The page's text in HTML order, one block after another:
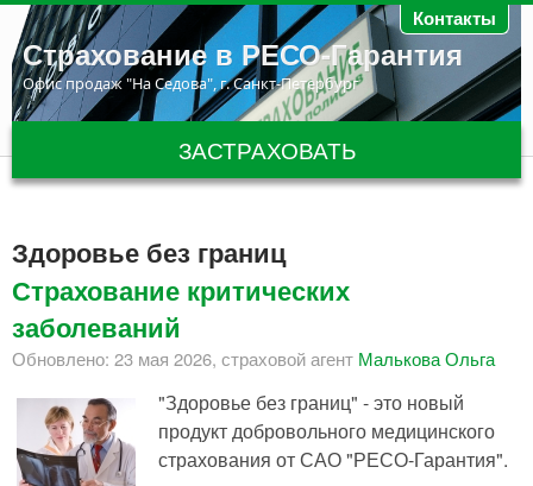
Перейти к основному содержанию Контакты
Страхование в РЕСО-Гарантия
Офис продаж "На Седова", г. Санкт-Петербург
ЗАСТРАХОВАТЬ
Здоровье без границ
Страхование критических
заболеваний
Обновлено: 23 мая 2026, страховой агент Малькова Ольга
"Здоровье без границ" - это новый
продукт добровольного медицинского
страхования от САО "РЕСО-Гарантия".